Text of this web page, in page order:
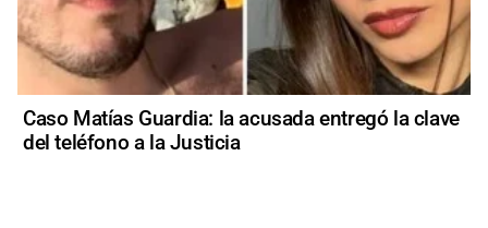
Caso Matías Guardia: la acusada entregó la clave
del teléfono a la Justicia